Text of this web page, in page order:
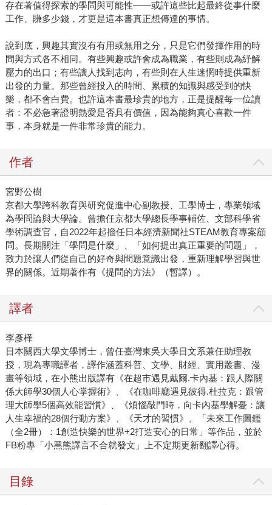
存在著值得探索的學問與可能性——或許這些比起最終從事什麼
工作、賺多少錢，才更是這本書真正想傳達的事情。
說到底，興趣其實沒有有用或無用之分，只是它們發揮作用的時
間與方式各不相同。有些興趣或許會成為職業，有些則成為紓解
壓力的出口；有些讓人找到志向，有些則在人生迷惘時提供重新
出發的力量。那些曾經投入的時間、累積的知識與感受到的快
樂，都不會白費。也許這本書最珍貴的地方，正是提醒每一位讀
者：不必急著證明熱愛是否具有價值，因為能夠真心喜歡一件
事，本身就是一件非常珍貴的能力。
作者
宮野公樹
京都大學跨科教育與研究促進中心副教授、工學博士，專業領域
為學問論與大學論。曾擔任京都大學總長學事輔佐、文部科學省
學術調查官，自2022年起擔任日本經濟新聞社STEAM教育專案顧
問。長期關注「學問是什麼」、「如何提出真正重要的問題」，
致力於讓人們從自己的好奇與問題意識出發，重新理解學習與世
界的關係。近期著作有《提問的方法》（暫譯）。
譯者
李彥樺
日本關西大學文學博士，曾任臺灣東吳大學日文系兼任助理教
授，現為專職譯者，譯作涵蓋科普、文學、財經、實用叢書、漫
畫等領域，在小熊出版譯有《在超市遇見戴爾.卡內基：跟人際關
係大師學30個人心掌握術》、《在咖啡廳遇見彼得.杜拉克：跟管
理大師學5個高效能習慣》、《煩惱敲門時，向卡內基學解憂：讓
人生幸福的28個行動方案》、《天才的習慣》、「未來工作圖鑑
（全2冊）：1創造快樂的世界+2打造安心的日常」等作品，並於
FB粉專「小黑熊譯言不合就發文」上不定期更新翻譯心得。
目錄